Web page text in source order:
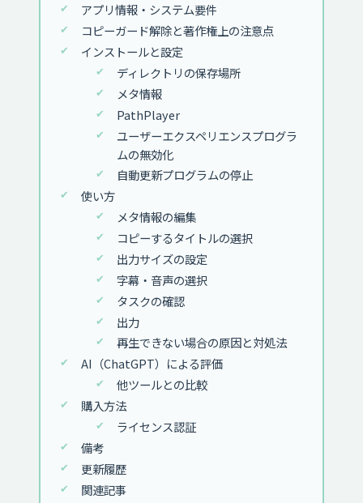
アプリ情報・システム要件
コピーガード解除と著作権上の注意点
インストールと設定
ディレクトリの保存場所
メタ情報
PathPlayer
ユーザーエクスペリエンスプログラ
ムの無効化
自動更新プログラムの停止
使い方
メタ情報の編集
コピーするタイトルの選択
出力サイズの設定
字幕・音声の選択
タスクの確認
出力
再生できない場合の原因と対処法
AI（ChatGPT）による評価
他ツールとの比較
購入方法
ライセンス認証
備考
更新履歴
関連記事